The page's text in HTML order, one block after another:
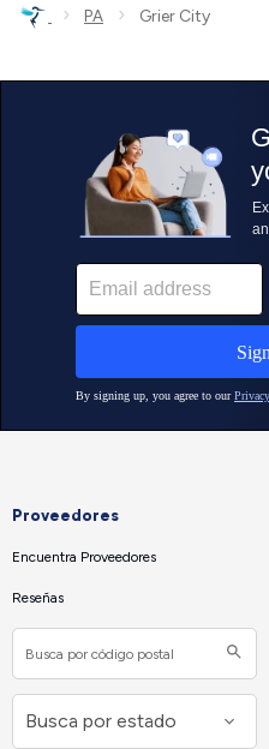
› PA › Grier City
Proveedores
Encuentra Proveedores
Reseñas